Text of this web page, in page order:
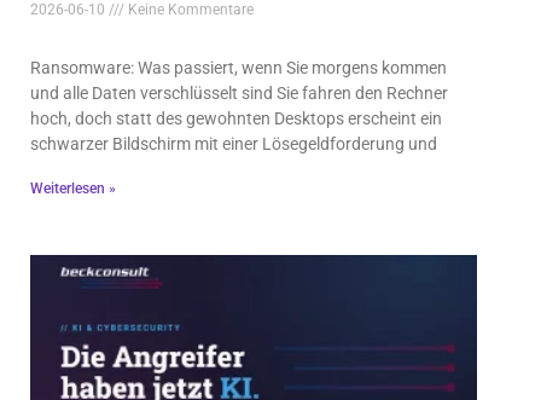
2026-06-10 Keine Kommentare
Ransomware: Was passiert, wenn Sie morgens kommen
und alle Daten verschlüsselt sind Sie fahren den Rechner
hoch, doch statt des gewohnten Desktops erscheint ein
schwarzer Bildschirm mit einer Lösegeldforderung und
Weiterlesen »